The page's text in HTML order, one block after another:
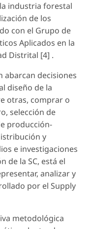
industria forestal
de los
con el Grupo de
Aplicados en la
Distrital [4] .
abarcan decisiones
diseño de la
otras, comprar o
selección de
producción-
y
e investigaciones
de la SC, está el
analizar y
por el Supply
metodológica